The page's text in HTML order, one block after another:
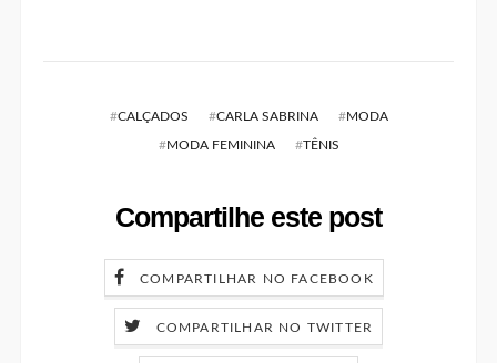
#CALÇADOS #CARLA SABRINA #MODA
#MODA FEMININA #TÊNIS
Compartilhe este post
COMPARTILHAR NO FACEBOOK
COMPARTILHAR NO TWITTER